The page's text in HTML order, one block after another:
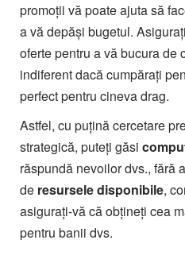
promoții vă poate ajuta să
a vă depăși bugetul.
oferte pentru a vă bucura de
indiferent dacă cumpărați
perfect pentru cineva drag.
Astfel, cu puțină cercetare
strategică, puteți găsi
răspundă nevoilor dvs., fără
de resursele disponibile,
asigurați-vă că obțineți cea
pentru banii dvs.